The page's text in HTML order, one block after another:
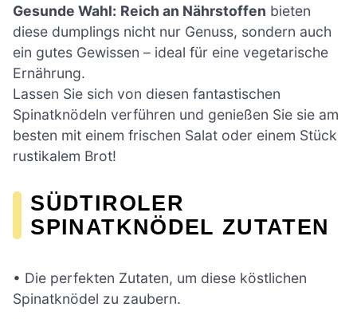
Gesunde Wahl: Reich an Nährstoffen bieten
diese dumplings nicht nur Genuss, sondern auch
ein gutes Gewissen – ideal für eine vegetarische
Ernährung.
Lassen Sie sich von diesen fantastischen
Spinatknödeln verführen und genießen Sie sie am
besten mit einem frischen Salat oder einem Stück
rustikalem Brot!
SÜDTIROLER
SPINATKNÖDEL ZUTATEN
• Die perfekten Zutaten, um diese köstlichen
Spinatknödel zu zaubern.